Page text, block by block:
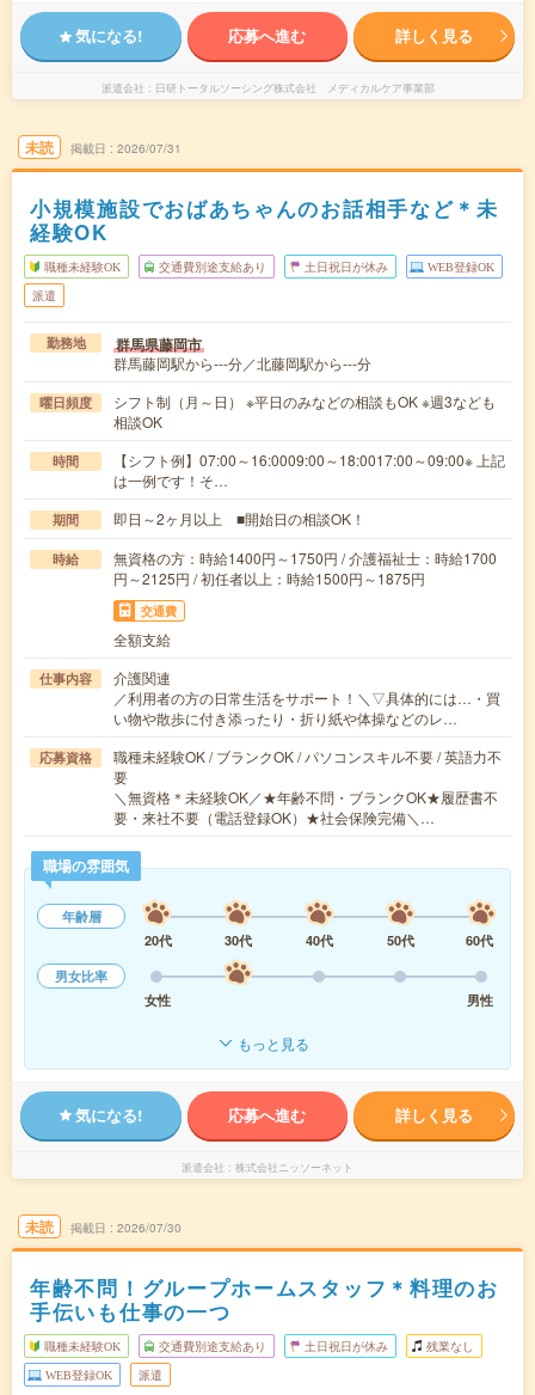
気になる! 応募へ進む 詳しく見る
派遣会社 日研トータルソーシング株式会社 メディカルケア事業部
未読 掲載日 2026/07/31
小規模施設でおばあちゃんのお話相手など＊未
経験OK
職種未経験OK 交通費別途支給あり 土日祝日が休み WEB登録OK
派遣
勤務地 群馬県藤岡市
群馬藤岡駅から---分／北藤岡駅から---分
曜日頻度
シフト制（月～日） ※平日のみなどの相談もOK ※週3なども
相談OK
時間
【シフト例】07:00～16:0009:00～18:0017:00～09:00※ 上記
は一例です！そ…
期間 即日～2ヶ月以上 ■開始日の相談OK！
時給
無資格の方：時給1400円～1750円 / 介護福祉士：時給1700
円～2125円 / 初任者以上：時給1500円～1875円
交通費
全額支給
仕事内容
介護関連
／利用者の方の日常生活をサポート！＼▽具体的には…・買
い物や散歩に付き添ったり・折り紙や体操などのレ…
応募資格
職種未経験OK / ブランクOK / パソコンスキル不要 / 英語力不
要
＼無資格＊未経験OK／★年齢不問・ブランクOK★履歴書不
要・来社不要（電話登録OK）★社会保険完備＼…
職場の雰囲気
年齢層
20代
30代 40代 50代
60代
男女比率
女性
男性
もっと見る
気になる! 応募へ進む 詳しく見る
派遣会社 株式会社ニッソーネット
未読 掲載日 2026/07/30
年齢不問！グループホームスタッフ＊料理のお
手伝いも仕事の一つ
職種未経験OK 交通費別途支給あり 土日祝日が休み 残業なし
WEB登録OK 派遣